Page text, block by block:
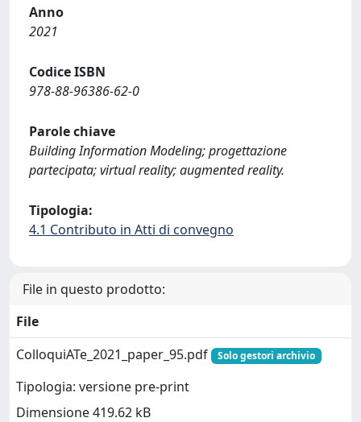
Anno
2021
Codice ISBN
978-88-96386-62-0
Parole chiave
Building Information Modeling; progettazione
partecipata; virtual reality; augmented reality.
Tipologia:
4.1 Contributo in Atti di convegno
File in questo prodotto:
File
ColloquiATe_2021_paper_95.pdf
Solo gestori archivio
Tipologia: versione pre-print
Dimensione 419.62 kB